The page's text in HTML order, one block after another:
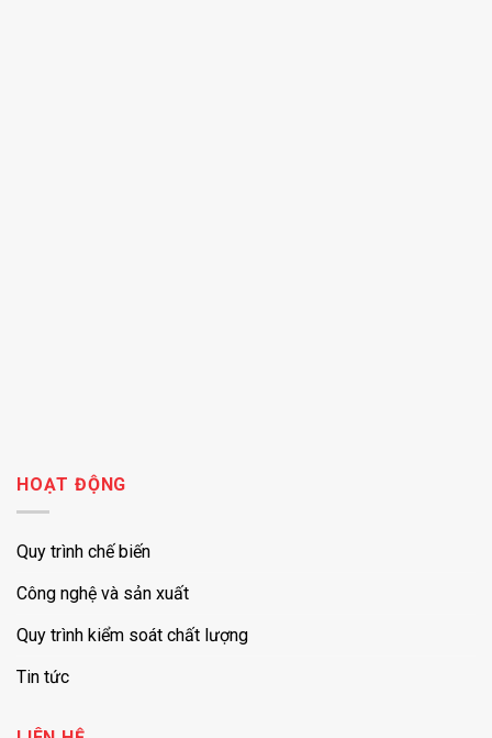
HOẠT ĐỘNG
Quy trình chế biến
Công nghệ và sản xuất
Quy trình kiểm soát chất lượng
Tin tức